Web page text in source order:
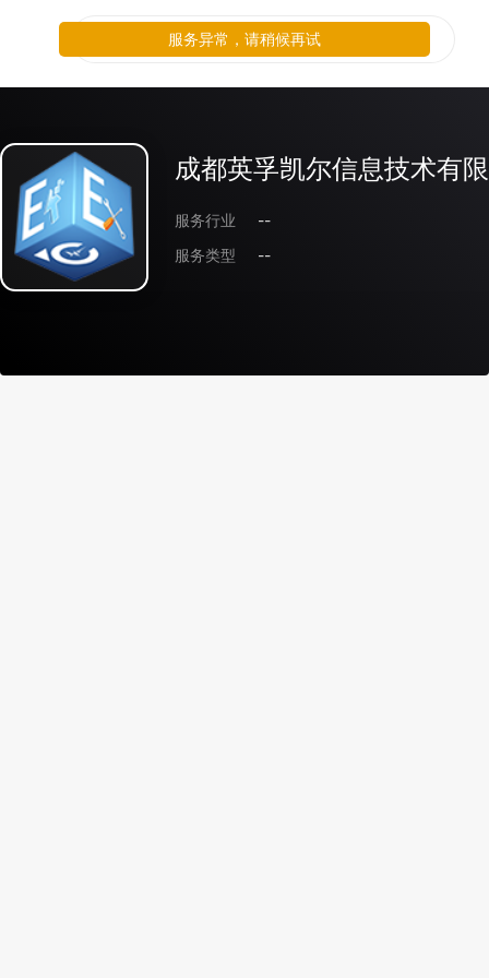
成都英孚凯尔信息技术有
服务行业
--
服务类型
--
服务异常，请稍候再试